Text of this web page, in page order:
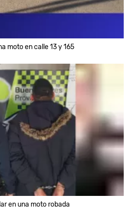
moto en calle 13 y 165
en una moto robada